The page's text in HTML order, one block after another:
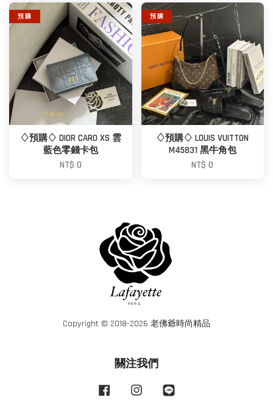
預 購
♢預購♢ DIOR CARO XS 雲
藍色零錢卡包
NT$ 0
預 購
♢預購♢ LOUIS VUITTON
M45831 黑牛角包
NT$ 0
Copyright © 2018-2026 老佛爺時尚精品
關注我們
Facebook Instagram